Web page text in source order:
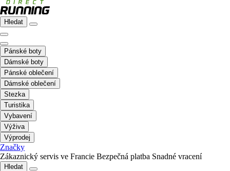
Hledat
Pánské boty
Dámské boty
Pánské oblečení
Dámské oblečení
Stezka
Turistika
Vybavení
Výživa
Výprodej
Značky
Zákaznický servis ve Francie Bezpečná platba Snadné vracení
Hledat